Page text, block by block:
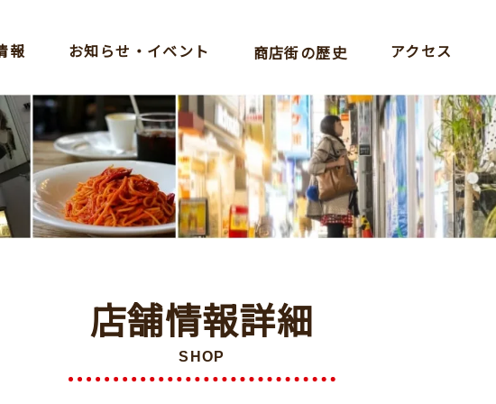
報 お知らせ・イベント 商店街の歴史 アクセス
店舗情報詳細
SHOP